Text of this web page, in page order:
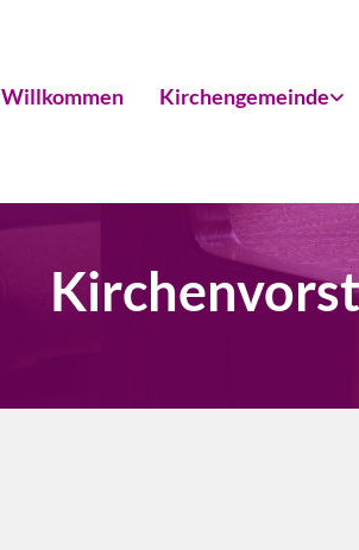
Willkommen Kirchengemeinde